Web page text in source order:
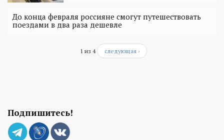
До конца февраля россияне смогут путешествовать
поездами в два раза дешевле
1 из 4 следующая ›
Подпишитесь!